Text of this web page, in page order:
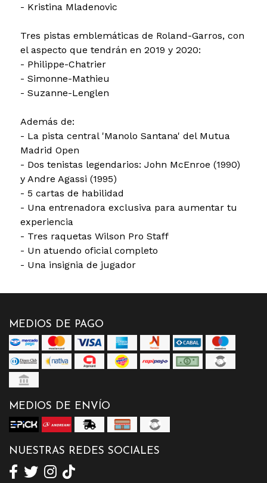
- Kristina Mladenovic
Tres pistas emblemáticas de Roland-Garros, con
el aspecto que tendrán en 2019 y 2020:
- Philippe-Chatrier
- Simonne-Mathieu
- Suzanne-Lenglen
Además de:
- La pista central 'Manolo Santana' del Mutua
Madrid Open
- Dos tenistas legendarios: John McEnroe (1990)
y Andre Agassi (1995)
- 5 cartas de habilidad
- Una entrenadora exclusiva para aumentar tu
experiencia
- Tres raquetas Wilson Pro Staff
- Un atuendo oficial completo
- Una insignia de jugador
MEDIOS DE PAGO
MEDIOS DE ENVÍO
NUESTRAS REDES SOCIALES